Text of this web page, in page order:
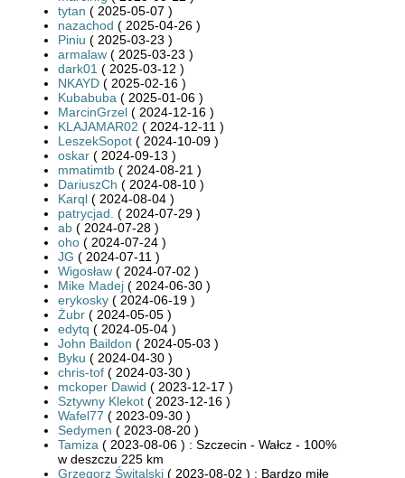
tytan ( 2025-05-07 )
nazachod ( 2025-04-26 )
Piniu ( 2025-03-23 )
armalaw ( 2025-03-23 )
dark01 ( 2025-03-12 )
NKAYD ( 2025-02-16 )
Kubabuba ( 2025-01-06 )
MarcinGrzel ( 2024-12-16 )
KLAJAMAR02 ( 2024-12-11 )
LeszekSopot ( 2024-10-09 )
oskar ( 2024-09-13 )
mmatimtb ( 2024-08-21 )
DariuszCh ( 2024-08-10 )
Karql ( 2024-08-04 )
patrycjad. ( 2024-07-29 )
ab ( 2024-07-28 )
oho ( 2024-07-24 )
JG ( 2024-07-11 )
Wigosław ( 2024-07-02 )
Mike Madej ( 2024-06-30 )
erykosky ( 2024-06-19 )
Żubr ( 2024-05-05 )
edytq ( 2024-05-04 )
John Baildon ( 2024-05-03 )
Byku ( 2024-04-30 )
chris-tof ( 2024-03-30 )
mckoper Dawid ( 2023-12-17 )
Sztywny Klekot ( 2023-12-16 )
Wafel77 ( 2023-09-30 )
Sedymen ( 2023-08-20 )
Tamiza ( 2023-08-06 ) : Szczecin - Wałcz - 100%
w deszczu 225 km
Grzegorz Świtalski ( 2023-08-02 ) : Bardzo miłe